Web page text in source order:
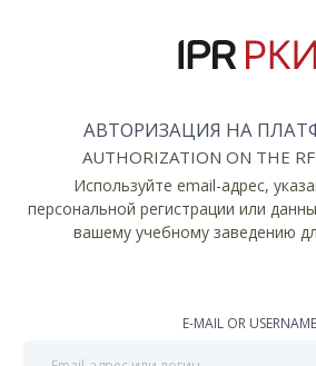
АВТОРИЗАЦИЯ НА
AUTHORIZATION ON THE
Используйте email-адрес,
персональной регистрации или
вашему учебному заведению
E-MAIL OR USERNAME